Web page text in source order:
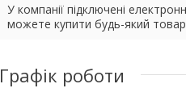
У компанії підключені
можете купити будь-який
Графік роботи